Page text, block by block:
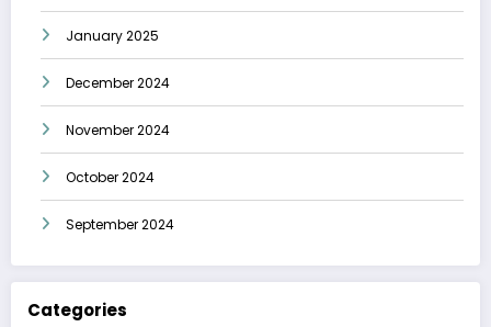
January 2025
December 2024
November 2024
October 2024
September 2024
Categories